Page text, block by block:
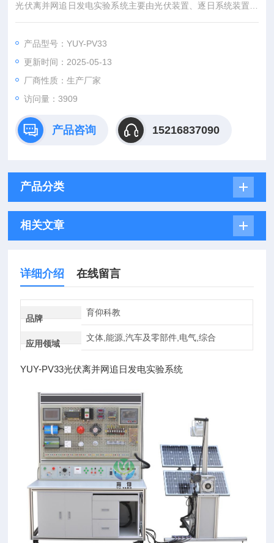
光伏离并网追日发电实验系统主要由光伏装置、逐日系统装置、
控制装置（含控制器、逆变器）、仪表与负载单元、监控系统组
产品型号：YUY-PV33
更新时间：2025-05-13
厂商性质：生产厂家
访问量：3909
产品咨询 15216837090
产品分类
相关文章
详细介绍 在线留言
品牌
育仰科教
应用领域
文体,能源,汽车及零部件,电气,综合
YUY-PV33光伏离并网追日发电实验系统